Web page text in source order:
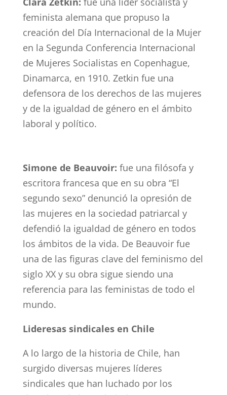
feminista alemana que propuso la
creación del Día Internacional de la Mujer
en la Segunda Conferencia Internacional
de Mujeres Socialistas en Copenhague,
Dinamarca, en 1910. Zetkin fue una
defensora de los derechos de las mujeres
y de la igualdad de género en el ámbito
laboral y político.
Simone de Beauvoir: fue una filósofa y
escritora francesa que en su obra “El
segundo sexo” denunció la opresión de
las mujeres en la sociedad patriarcal y
defendió la igualdad de género en todos
los ámbitos de la vida. De Beauvoir fue
una de las figuras clave del feminismo del
siglo XX y su obra sigue siendo una
referencia para las feministas de todo el
mundo.
Lideresas sindicales en Chile
A lo largo de la historia de Chile, han
surgido diversas mujeres líderes
sindicales que han luchado por los